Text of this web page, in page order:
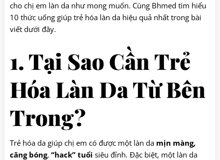
cho chị em làn da như mong muốn. Cùng Bhmed tìm hiểu
10 thức uống giúp trẻ hóa làn da hiệu quả nhất trong bài
viết dưới đây.
1. Tại Sao Cần Trẻ
Hóa Làn Da Từ Bên
Trong?
Trẻ hóa da giúp chị em có được một làn da mịn màng,
căng bóng, “hack” tuổi siêu đỉnh. Đặc biệt, một làn da